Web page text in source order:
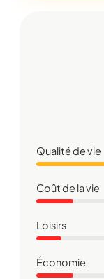
Qualité de vie
Coût de la vie
Loisirs
Économie